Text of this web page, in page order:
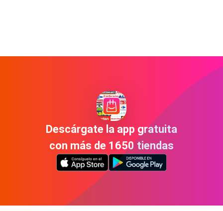
Descárgate la app gratuita
con más de 1650 tiendas